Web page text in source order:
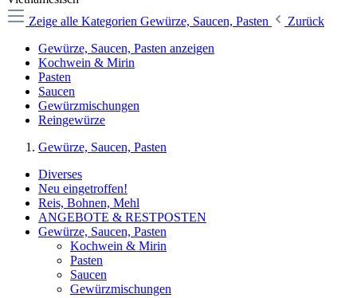
Zeige alle Kategorien Gewürze, Saucen, Pasten
Zurück
Gewürze, Saucen, Pasten anzeigen
Kochwein & Mirin
Pasten
Saucen
Gewürzmischungen
Reingewürze
Gewürze, Saucen, Pasten
Diverses
Neu eingetroffen!
Reis, Bohnen, Mehl
ANGEBOTE & RESTPOSTEN
Gewürze, Saucen, Pasten
Kochwein & Mirin
Pasten
Saucen
Gewürzmischungen